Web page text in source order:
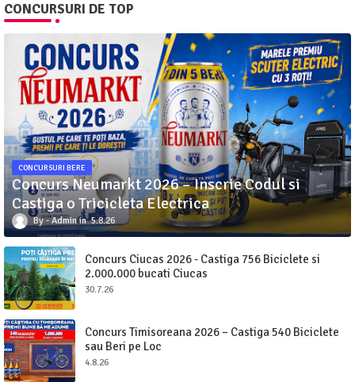
CONCURSURI DE TOP
CONCURSURI BERE
Concurs Neumarkt 2026 – Inscrie Codul si
Castiga o Tricicleta Electrica
Admin 5.8.26
Concurs Ciucas 2026 - Castiga 756 Biciclete si
2.000.000 bucati Ciucas
30.7.26
Concurs Timisoreana 2026 – Castiga 540 Biciclete
sau Beri pe Loc
4.8.26